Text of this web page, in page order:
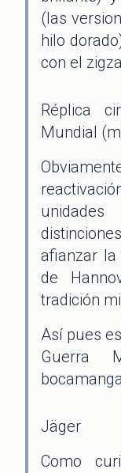
(las
hilo
con el
Réplica
Mundial
afianzar la
de
tradición
Así pues
Guerra
Jäger
Como